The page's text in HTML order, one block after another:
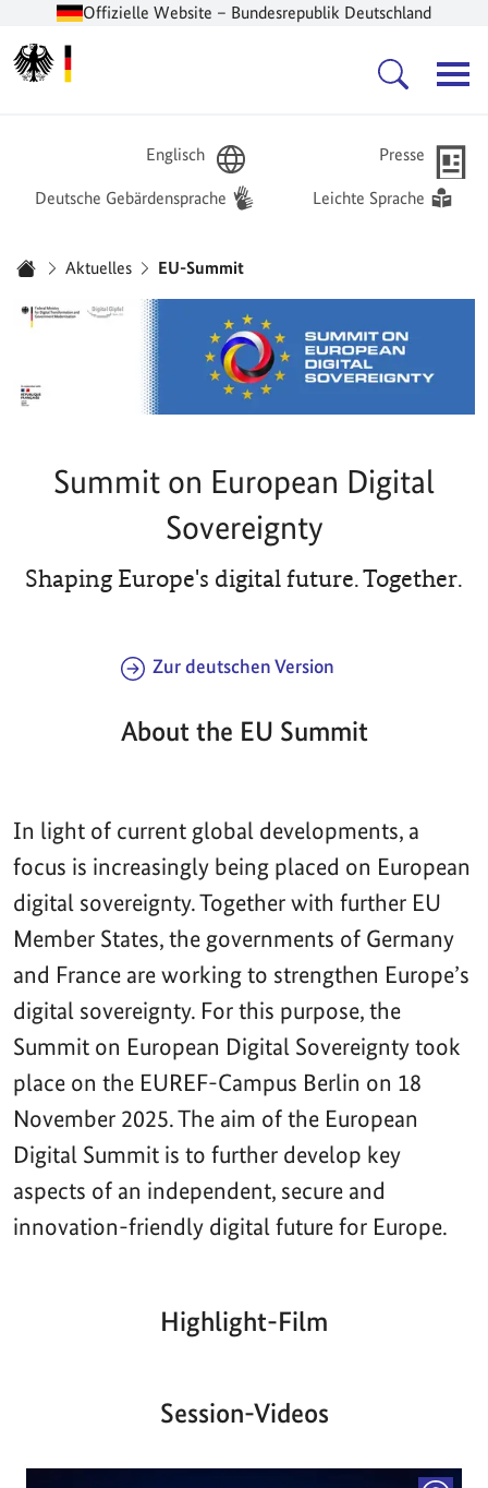
Offizielle Website – Bundesrepublik Deutschland
Englisch Presse
Deutsche Gebärdensprache Leichte Sprache
Aktuelles EU-Summit
Summit on European Digital
Sovereignty
Shaping Europe's digital future. Together.
Zur deutschen Version
About the EU Summit
In light of current global developments, a
focus is increasingly being placed on European
digital sovereignty. Together with further EU
Member States, the governments of Germany
and France are working to strengthen Europe’s
digital sovereignty. For this purpose, the
Summit on European Digital Sovereignty took
place on the EUREF-Campus Berlin on 18
November 2025. The aim of the European
Digital Summit is to further develop key
aspects of an independent, secure and
innovation-friendly digital future for Europe.
Highlight-Film
Aktueller
00:00| 00:00
Session-Videos